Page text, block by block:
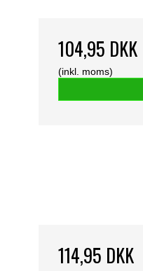
104,95 DKK
(inkl. moms)
114,95 DKK